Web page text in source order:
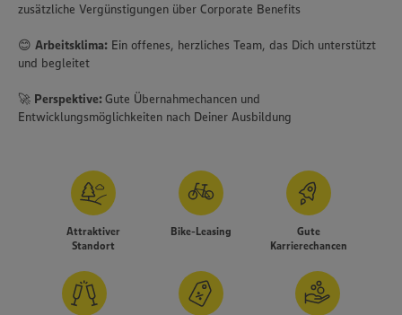
zusätzliche Vergünstigungen über Corporate Benefits
😊 Arbeitsklima: Ein offenes, herzliches Team, das Dich unterstützt
und begleitet
🚀 Perspektive:Gute Übernahmechancen und
Entwicklungsmöglichkeiten nach Deiner Ausbildung
Attraktiver
Standort
Bike-Leasing
Gute
Karrierechancen